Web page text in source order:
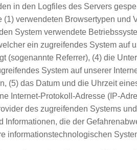
in den Logfiles des Servers
(1) verwendeten Browsertypen und
System verwendete
ein zugreifendes System auf
(sogenannte Referrer), (4) die
System auf unserer
(5) das Datum und die Uhrzeit
Internet-Protokoll-Adresse (IP-
des zugreifenden Systems
Informationen, die der
informationstechnologischen